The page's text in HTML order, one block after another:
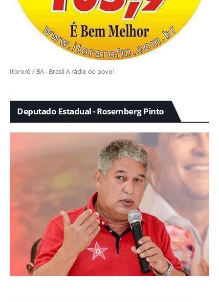
Itororó / BA - Brasil A rádio do povo!
Deputado Estadual - Rosemberg Pinto